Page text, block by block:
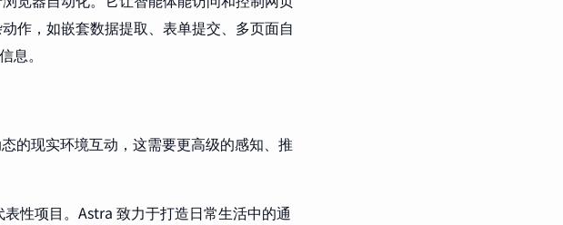
作，如嵌套数据提取、表单提交、多页面自
息。
的现实环境互动，这需要更高级的感知、推
性项目。Astra 致力于打造日常生活中的通